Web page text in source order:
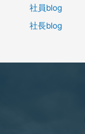
社員blog
社長blog